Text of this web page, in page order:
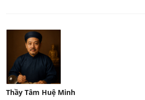
Thầy Tâm Huệ Minh